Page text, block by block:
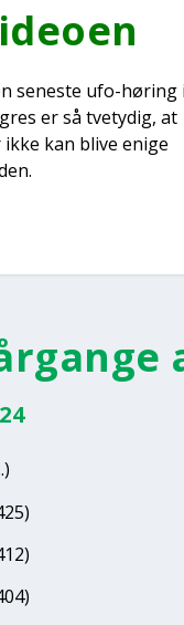
sene­ste ufo-høring i
er så tve­ty­dig, at
kan bli­ve eni­ge